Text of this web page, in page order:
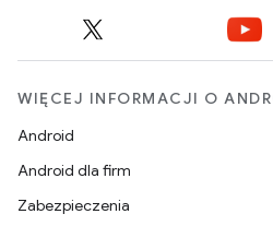
WIĘCEJ INFORMACJI O
Android
Android dla firm
Zabezpieczenia